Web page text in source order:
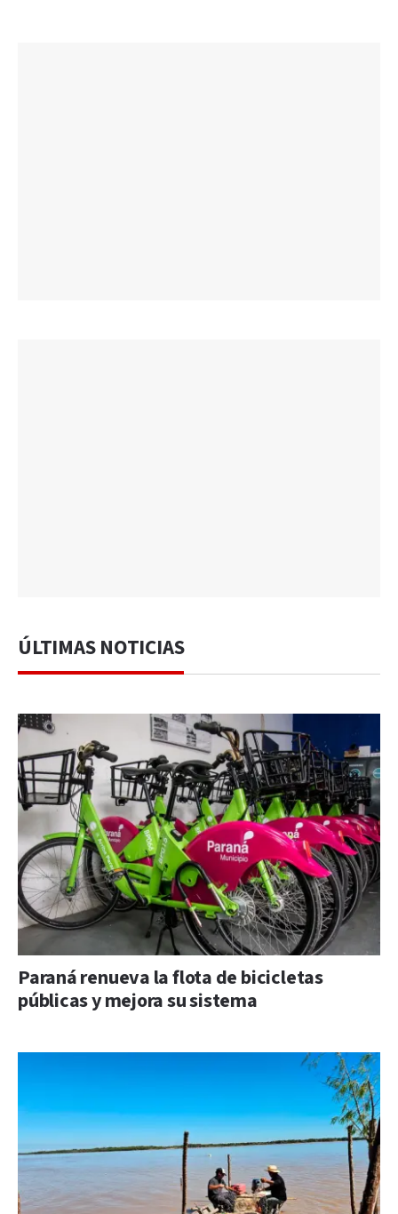
ÚLTIMAS NOTICIAS
Paraná renueva la flota de bicicletas
públicas y mejora su sistema